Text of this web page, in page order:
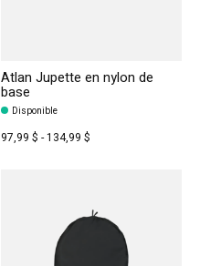
Atlan Jupette en nylon de
base
Disponible
97,99 $ - 134,99 $